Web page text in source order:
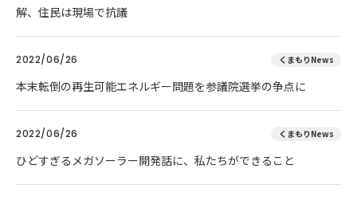
解、住民は現場で抗議
2022/06/26 くまもりNews
本末転倒の再生可能エネルギー問題を参議院選挙の争点に
2022/06/26 くまもりNews
ひどすぎるメガソーラー開発話に、私たちができること